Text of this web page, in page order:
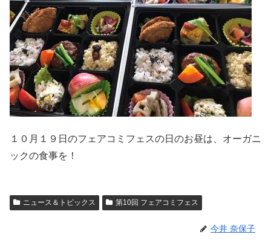
１０月１９日のフェアコミフェスの日のお昼は、オーガニ
ックの食事を！
ニュース＆トピックス 第10回 フェアコミフェス
今井 奈保子